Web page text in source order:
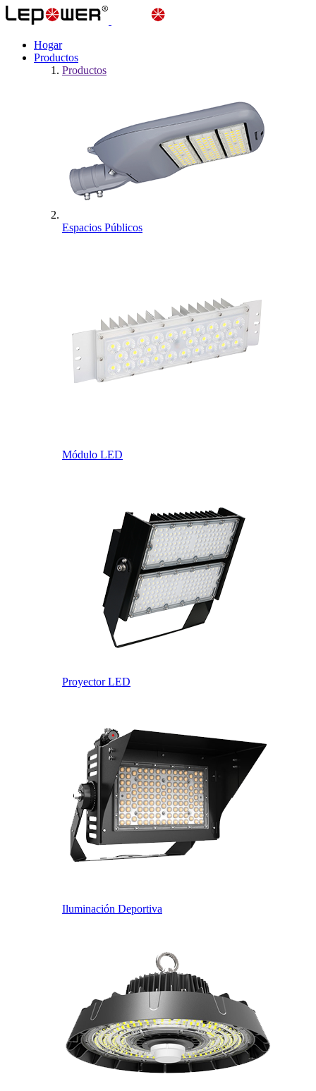
Hogar
Productos
Productos
Espacios Públicos
Módulo LED
Proyector LED
Iluminación Deportiva